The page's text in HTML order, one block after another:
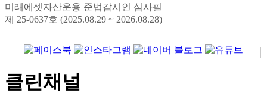
미래에셋자산운용 준법감시인 심사필
제 25-0637호 (2025.08.29 ~ 2026.08.28)
클린채널